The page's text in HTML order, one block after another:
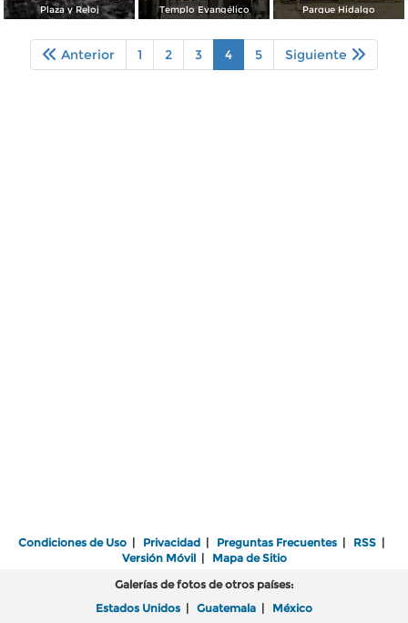
Plaza y Reloj Templo Evangélico Parque Hidalgo
Anterior 1 2 3 4 5 Siguiente
Condiciones de Uso | Privacidad | Preguntas Frecuentes | RSS |
Versión Móvil| Mapa de Sitio
Galerías de fotos de otros países:
Estados Unidos | Guatemala | México